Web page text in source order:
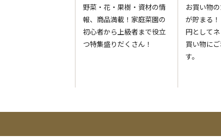
野菜・花・果樹・資材の情
報、商品満載！家庭菜園の
初心者から上級者まで役立
つ特集盛りだくさん！
お買い物
が貯まる
円として
買い物に
す。